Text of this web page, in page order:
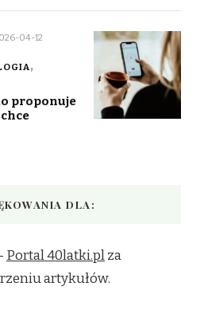
04-12
proponuje
DLA:
Portal 40latki.plza
artykułów.